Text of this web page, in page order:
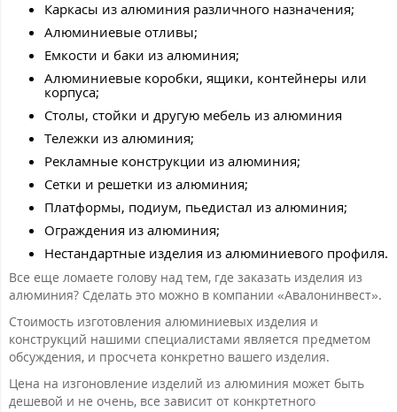
Каркасы из алюминия различного назначения;
Алюминиевые отливы;
Емкости и баки из алюминия;
Алюминиевые коробки, ящики, контейнеры или
корпуса;
Столы, стойки и другую мебель из алюминия
Тележки из алюминия;
Рекламные конструкции из алюминия;
Сетки и решетки из алюминия;
Платформы, подиум, пьедистал из алюминия;
Ограждения из алюминия;
Нестандартные изделия из алюминиевого профиля.
Все еще ломаете голову над тем, где заказать изделия из
алюминия? Сделать это можно в компании «Авалонинвест».
Стоимость изготовления алюминиевых изделия и
конструкций нашими специалистами является предметом
обсуждения, и просчета конкретно вашего изделия.
Цена на изгоновление изделий из алюминия может быть
дешевой и не очень, все зависит от конкртетного